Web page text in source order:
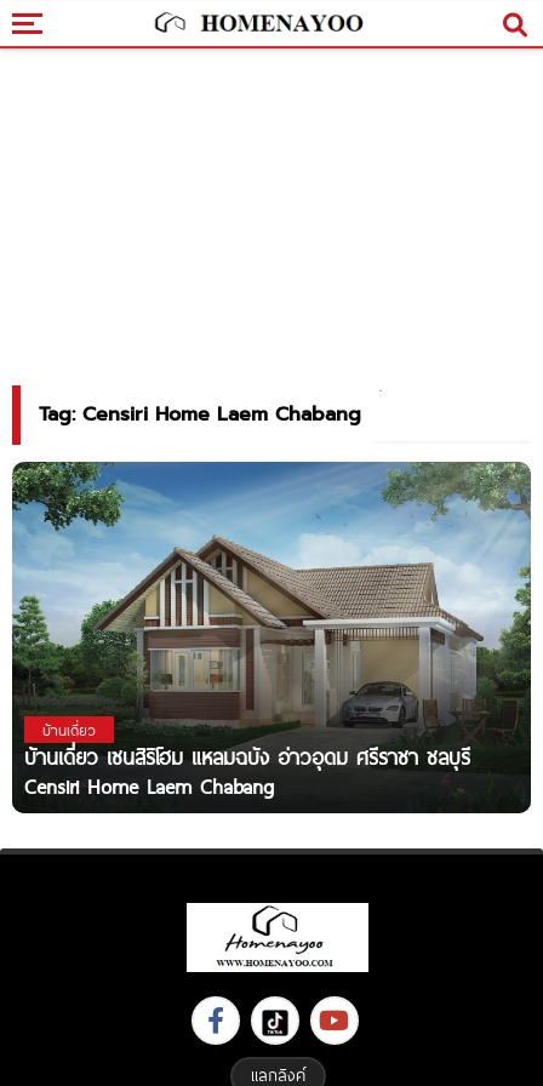
Tag: Censiri Home Laem Chabang
บ้านเดี่ยว
บ้านเดี่ยว เซนสิริโฮม แหลมฉบัง อ่าวอุดม ศรีราชา ชลบุรี
Censiri Home Laem Chabang
แลกลิงค์